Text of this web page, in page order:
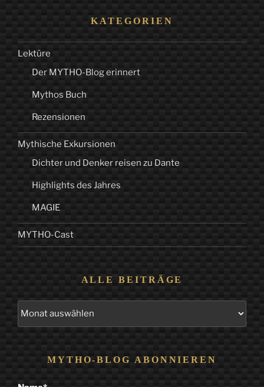
KATEGORIEN
Lektüre
Der MYTHO-Blog erinnert
Mythos Buch
Rezensionen
Mythische Exkursionen
Dichter und Denker reisen zu Dante
Highlights des Jahres
MAGIE
MYTHO-Cast
ALLE BEITRÄGE
MYTHO-BLOG ABONNIEREN